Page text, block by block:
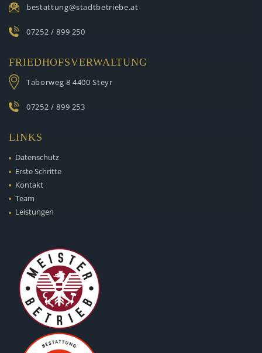
bestattung@stadtbetriebe.at
07252 / 899 250
FRIEDHOFSVERWALTUNG
Taborweg 8 4400 Steyr
07252 / 899 253
LINKS
Datenschutz
Erste Schritte
Kontakt
Team
Leistungen